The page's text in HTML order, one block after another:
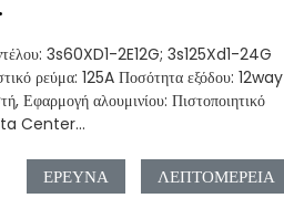
3s60XD1-2E12G; 3s125Xd1-24G
ρεύμα: 125A Ποσότητα εξόδου: 12way
Εφαρμογή αλουμινίου: Πιστοποιητικό
Center...
ΕΡΕΥΝΑ ΛΕΠΤΟΜΈΡΕΙΑ